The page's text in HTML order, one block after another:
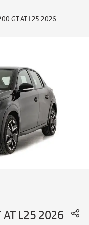
GT AT L25 2026
L25 2026